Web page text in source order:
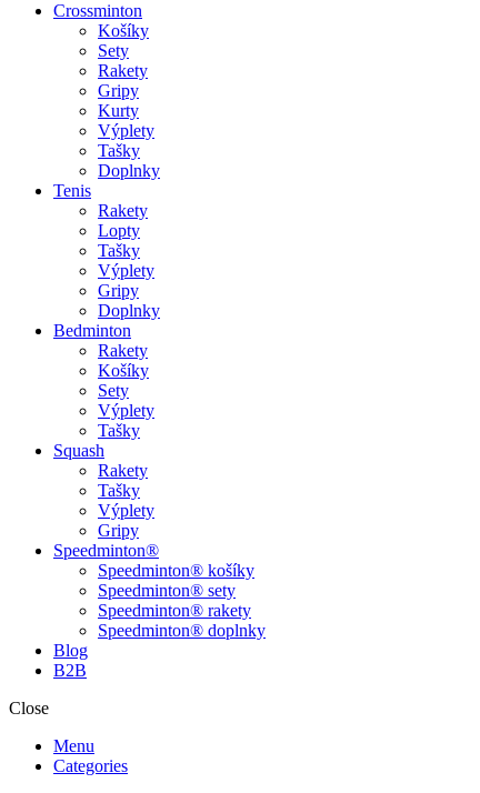
Crossminton
Košíky
Sety
Rakety
Gripy
Kurty
Výplety
Tašky
Doplnky
Tenis
Rakety
Lopty
Tašky
Výplety
Gripy
Doplnky
Bedminton
Rakety
Košíky
Sety
Výplety
Tašky
Squash
Rakety
Tašky
Výplety
Gripy
Speedminton®
Speedminton® košíky
Speedminton® sety
Speedminton® rakety
Speedminton® doplnky
Blog
B2B
Close
Menu
Categories